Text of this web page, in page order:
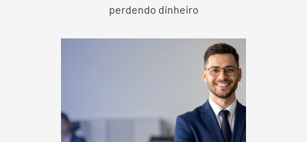
perdendo dinheiro